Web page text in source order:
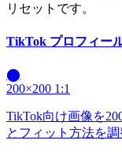
リセットです。
TikTok プロフィー
⬤
200×200 1:1
TikTok向け画像を
とフィット方法を調